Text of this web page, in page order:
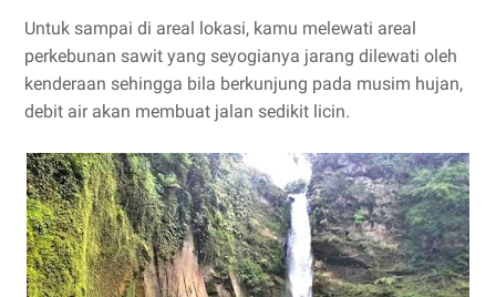
Untuk sampai di areal lokasi, kamu melewati areal
perkebunan sawit yang seyogianya jarang dilewati oleh
kenderaan sehingga bila berkunjung pada musim hujan,
debit air akan membuat jalan sedikit licin.